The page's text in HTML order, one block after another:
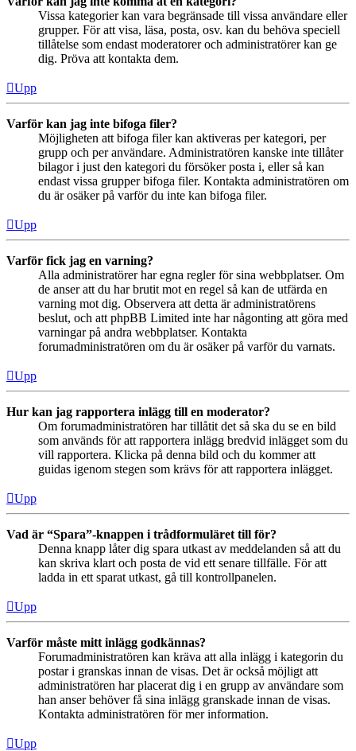
Vissa kategorier kan vara begränsade till vissa användare eller
grupper. För att visa, läsa, posta, osv. kan du behöva speciell
tillåtelse som endast moderatorer och administratörer kan ge
dig. Pröva att kontakta dem.
Upp
Varför kan jag inte bifoga filer?
Möjligheten att bifoga filer kan aktiveras per kategori, per
grupp och per användare. Administratören kanske inte tillåter
bilagor i just den kategori du försöker posta i, eller så kan
endast vissa grupper bifoga filer. Kontakta administratören om
du är osäker på varför du inte kan bifoga filer.
Upp
Varför fick jag en varning?
Alla administratörer har egna regler för sina webbplatser. Om
de anser att du har brutit mot en regel så kan de utfärda en
varning mot dig. Observera att detta är administratörens
beslut, och att phpBB Limited inte har någonting att göra med
varningar på andra webbplatser. Kontakta
forumadministratören om du är osäker på varför du varnats.
Upp
Hur kan jag rapportera inlägg till en moderator?
Om forumadministratören har tillåtit det så ska du se en bild
som används för att rapportera inlägg bredvid inlägget som du
vill rapportera. Klicka på denna bild och du kommer att
guidas igenom stegen som krävs för att rapportera inlägget.
Upp
Vad är “Spara”-knappen i trådformuläret till för?
Denna knapp låter dig spara utkast av meddelanden så att du
kan skriva klart och posta de vid ett senare tillfälle. För att
ladda in ett sparat utkast, gå till kontrollpanelen.
Upp
Varför måste mitt inlägg godkännas?
Forumadministratören kan kräva att alla inlägg i kategorin du
postar i granskas innan de visas. Det är också möjligt att
administratören har placerat dig i en grupp av användare som
han anser behöver få sina inlägg granskade innan de visas.
Kontakta administratören för mer information.
Upp